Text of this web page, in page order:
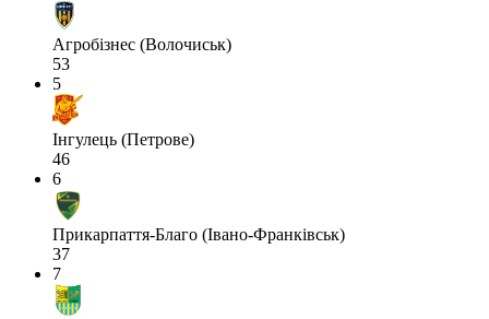
Агробізнес (Волочиськ)
53
5
Інгулець (Петрове)
46
6
Прикарпаття-Благо (Івано-Франківськ)
37
7